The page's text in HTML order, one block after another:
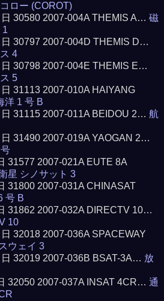
ロー (COROT)
日 30580 2007-004A THEMIS A…磁
1
日 30797 2007-004D THEMIS D…
4
日 30798 2007-004E THEMIS E…
5
31113 2007-010A HAIYANG
洋 1 号 B
日 31115 2007-011A BEIDOU 2…航
31490 2007-019A YAOGAN 2…
31577 2007-021A EUTE 8A
星 シノサット 3
31800 2007-031A CHINASAT
号 B
31862 2007-032A DIRECTV 10…
10
32018 2007-036A SPACEWAY
ウェイ 3
32019 2007-036B BSAT-3A… 放
32050 2007-037A INSAT 4CR…通